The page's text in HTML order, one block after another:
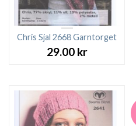
Chris Sjal 2668 Garntorget
29.00 kr